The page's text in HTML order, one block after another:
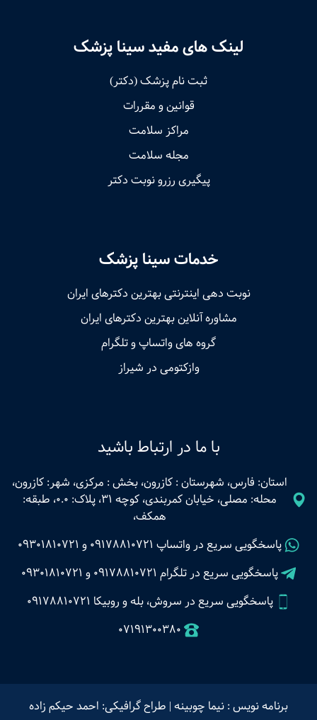
لینک های مفید سینا پزشک
ثبت نام پزشک (دکتر)
قوانین و مقررات
مراکز سلامت
مجله سلامت
پیگیری رزرو نوبت دکتر
خدمات سینا پزشک
نوبت‌ دهی اینترنتی بهترین دکترهای ایران
مشاوره آنلاین بهترین دکترهای ایران
گروه های واتساپ و تلگرام
وازکتومی در شیراز
با ما در ارتباط باشید
استان: فارس، شهرستان : کازرون، بخش : مرکزی، شهر: کازرون،
محله: مصلی، خیابان کمربندی، کوچه 31، پلاک: 0.0، طبقه:
همکف،
پاسخگویی سریع در واتساپ 09178810721 و 09301810721
پاسخگویی سریع در تلگرام 09178810721 و 09301810721
پاسخگویی سریع در سروش، بله و روبیکا 09178810721
07191300380
برنامه نویس : نیما چوبینه | طراح گرافیکی: احمد حیکم زاده